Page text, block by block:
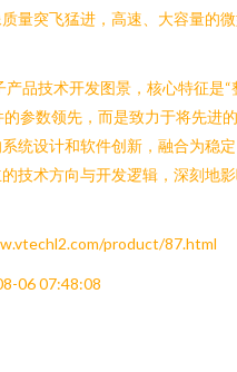
量突飞猛进，高速、大容量的
品技术开发图景，核心特征是“
参数领先，而是致力于将先进
统设计和软件创新，融合为稳
技术方向与开发逻辑，深刻地
product/87.html
06 07:48:08